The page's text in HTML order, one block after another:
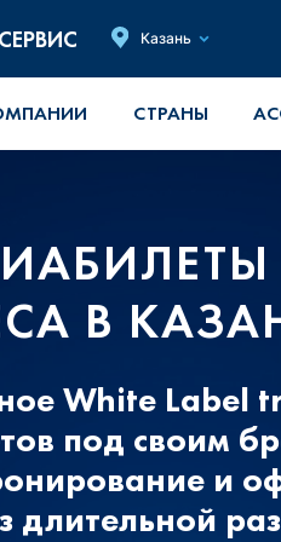
Казань
СТРАНЫ
В
White Label
под своим
и
длительной